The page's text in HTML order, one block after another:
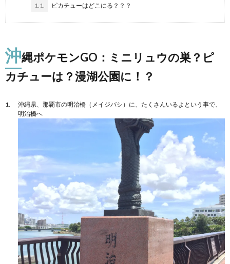
1.1. ピカチューはどこにる？？？
沖縄ポケモンGO：ミニリュウの巣？ピ
カチューは？漫湖公園に！？
沖縄県、那覇市の明治橋（メイジバシ）に、たくさんいるよという事で、
明治橋へ